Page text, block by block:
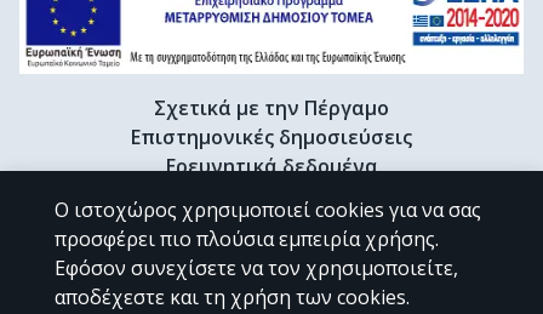
Σχετικά με την Πέργαμο
Επιστημονικές δημοσιεύσεις
Ερευνητικά δεδομένα
Διδακτορικές διατριβές & Γκρίζα βιβλιογραφία
Προφίλ Ερευνητή
Ο ιστοχώρος χρησιμοποιεί cookies για να σας
προσφέρει πιο πλούσια εμπειρία χρήσης.
Εφόσον συνεχίσετε να τον χρησιμοποιείτε,
αποδέχεστε και τη χρήση των cookies.